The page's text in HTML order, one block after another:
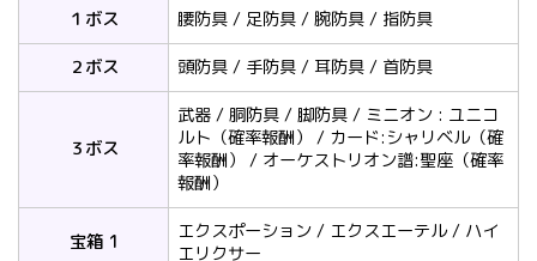
１ボス
腰防具 / 足防具 / 腕防具 / 指防具
２ボス
頭防具 / 手防具 / 耳防具 / 首防具
３ボス
武器 / 胴防具 / 脚防具 / ミニオン : ユニコ
ルト（確率報酬） / カード:シャリベル（確
率報酬） / オーケストリオン譜:聖座（確率
報酬）
宝箱 1
エクスポーション / エクスエーテル / ハイ
エリクサー